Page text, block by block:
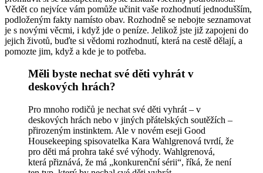
Vědět co nejvíce vám pomůže učinit vaše rozhodnutí jednodušším,
podloženým fakty namísto obav. Rozhodně se nebojte seznamovat
je s novými věcmi, i když jde o peníze. Jelikož jste již zapojeni do
jejich životů, buďte si vědomi rozhodnutí, která na cestě dělají, a
pomozte jim, když a kde je to potřeba.
Měli byste nechat své děti vyhrát v
deskových hrách?
Pro mnoho rodičů je nechat své děti vyhrát – v
deskových hrách nebo v jiných přátelských soutěžích –
přirozeným instinktem. Ale v novém eseji Good
Housekeeping spisovatelka Kara Wahlgrenová tvrdí, že
pro děti má prohra také své výhody. Wahlgrenová,
která přiznává, že má „konkurenční sérii“, říká, že není